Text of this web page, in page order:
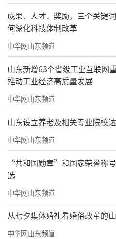
成果、人才、奖励，三个关键
何深化科技体制改革
中华网山东频道
山东新增63个省级工业互联网重
推动工业经济高质量发展
中华网山东频道
山东设立养老及相关专业院校
中华网山东频道
“共和国勋章”和国家荣誉称
选
中华网山东频道
从七夕集体婚礼看婚俗改革的
中华网山东频道